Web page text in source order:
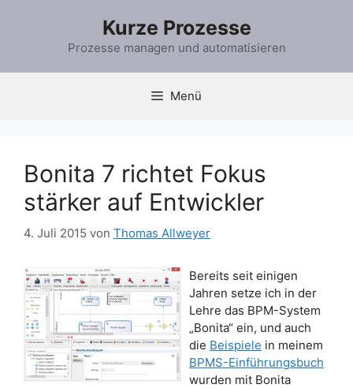
Kurze Prozesse
Prozesse managen und automatisieren
Menü
Bonita 7 richtet Fokus
stärker auf Entwickler
4. Juli 2015 von Thomas Allweyer
Bereits seit einigen
Jahren setze ich in der
Lehre das BPM-System
„Bonita“ ein, und auch
die Beispiele in meinem
BPMS-Einführungsbuch
wurden mit Bonita